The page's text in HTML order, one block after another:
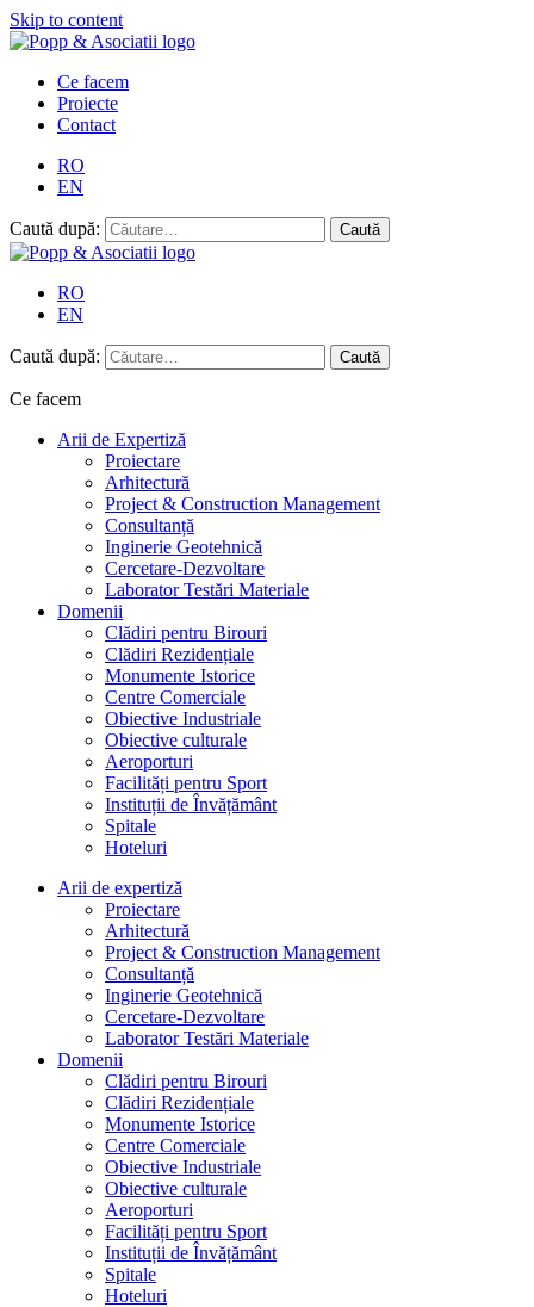
Skip to content
Ce facem
Proiecte
Contact
RO
EN
Caută după:
RO
EN
Caută după:
Ce facem
Arii de Expertiză
Proiectare
Arhitectură
Project & Construction Management
Consultanță
Inginerie Geotehnică
Cercetare-Dezvoltare
Laborator Testări Materiale
Domenii
Clădiri pentru Birouri
Clădiri Rezidențiale
Monumente Istorice
Centre Comerciale
Obiective Industriale
Obiective culturale
Aeroporturi
Facilități pentru Sport
Instituții de Învățământ
Spitale
Hoteluri
Arii de expertiză
Proiectare
Arhitectură
Project & Construction Management
Consultanță
Inginerie Geotehnică
Cercetare-Dezvoltare
Laborator Testări Materiale
Domenii
Clădiri pentru Birouri
Clădiri Rezidențiale
Monumente Istorice
Centre Comerciale
Obiective Industriale
Obiective culturale
Aeroporturi
Facilități pentru Sport
Instituții de Învățământ
Spitale
Hoteluri